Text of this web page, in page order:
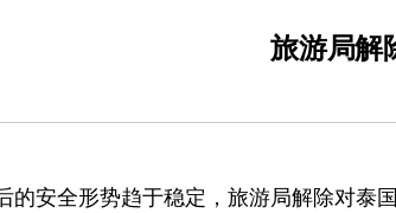
旅游局解
安全形势趋于稳定，旅游局解除对泰国